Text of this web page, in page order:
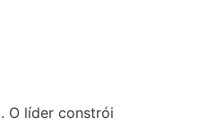
O líder constrói